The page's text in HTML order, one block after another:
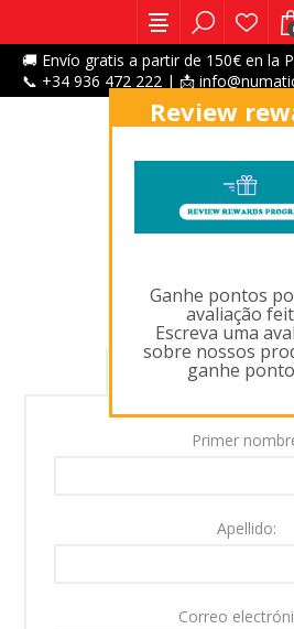
🚚 Envío gratis a partir de 150€ en la
📞 +34 936 472 222 | 📩
SUS DATOS
Primer
Apellido:
Correo
Review
Ganhe pontos
avaliação
Escreva uma
sobre nossos
ganhe